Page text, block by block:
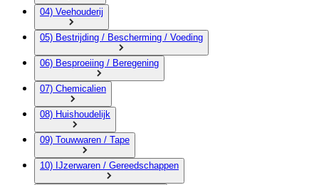
04) Veehouderij
05) Bestrijding / Bescherming / Voeding
06) Besproeiing / Beregening
07) Chemicalien
08) Huishoudelijk
09) Touwwaren / Tape
10) IJzerwaren / Gereedschappen